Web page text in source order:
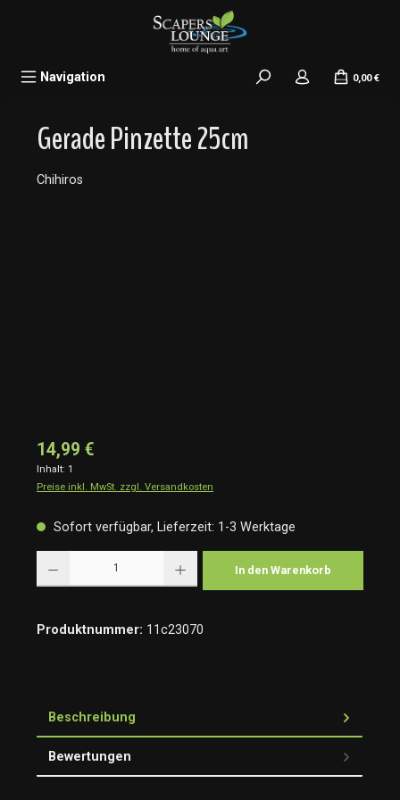
Navigation 0,00 €
Gerade Pinzette 25cm
Chihiros
14,99 €
Inhalt: 1
Preise inkl. MwSt. zzgl. Versandkosten
Sofort verfügbar, Lieferzeit: 1-3 Werktage
In den Warenkorb
Produktnummer: 11c23070
Beschreibung
Bewertungen